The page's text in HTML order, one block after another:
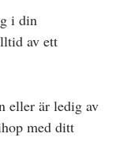
i din
av ett
eller är ledig av
med ditt